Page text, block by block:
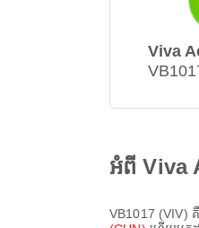
Viva
អំពី Viva
VB1017 (VIV)